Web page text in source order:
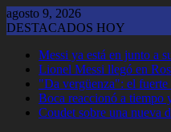
Saltar
al
agosto 9, 2026
DESTACADOS HOY
Messi ya está en junto a
Lionel Messi llegó en
"Da vergüenza": el fuerte
Boca reaccionó a tiempo
Coudet sobre una nueva